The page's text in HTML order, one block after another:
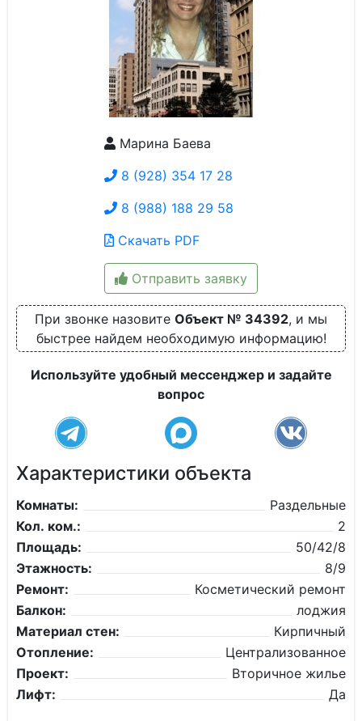
Марина Баева
8 (928) 354 17 28
8 (988) 188 29 58
Скачать PDF
Отправить заявку
При звонке назовите Объект № 34392, и мы
быстрее найдем необходимую информацию!
Используйте удобный мессенджер и задайте
вопрос
Характеристики объекта
Комнаты:
Раздельные
Кол. ком.:
2
Площадь:
50/42/8
Этажность:
8/9
Ремонт:
Косметический ремонт
Балкон:
лоджия
Материал стен:
Кирпичный
Отопление:
Централизованное
Проект:
Вторичное жилье
Лифт:
Да